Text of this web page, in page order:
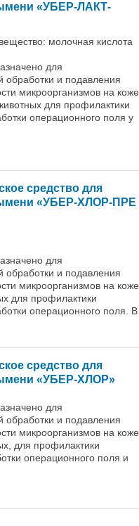
«УБЕР-ЛАКТ-
молочная кислота
для
обработки и подавления
микроорганизмов на коже
для профилактики
операционного поля у
средство для
«УБЕР-ХЛОР-ПРЕ
для
обработки и подавления
микроорганизмов на коже
для профилактики
операционного поля. В
загрязнения кожи
...
средство для
«УБЕР-ХЛОР»
для
обработки и подавления
микроорганизмов на коже
для профилактики
операционного поля и
...